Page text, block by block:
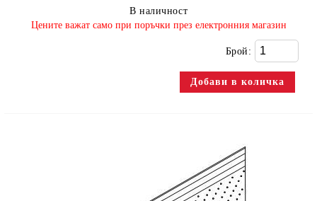
В наличност
​Цените важат само при поръчки през електронния магазин
Брой: